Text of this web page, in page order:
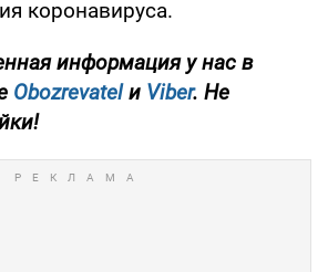
коронавируса.
информация у нас в
Obozrevatelи Viber. Не